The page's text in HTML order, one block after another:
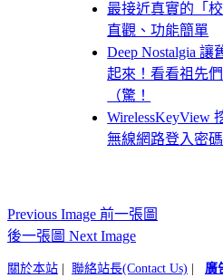
最接近真實的「
直觀、功能簡單
Deep Nostalgia
起來！看看祖先
（驚！
WirelessKeyView
無線網路登入密碼
Previous Image 前一張圖
後一張圖 Next Image
關於本站 聯絡站長(Contact Us) 廣